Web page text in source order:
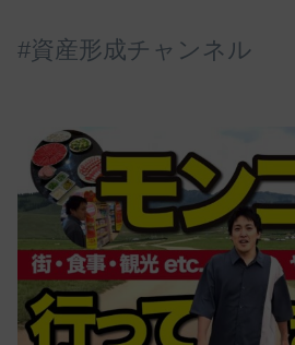
#資産形成チャンネル